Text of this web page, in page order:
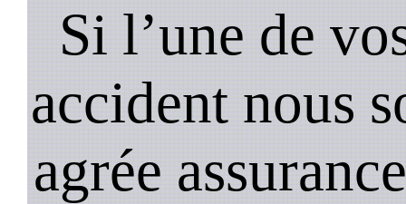
Si l’une de
accident nous
agrée